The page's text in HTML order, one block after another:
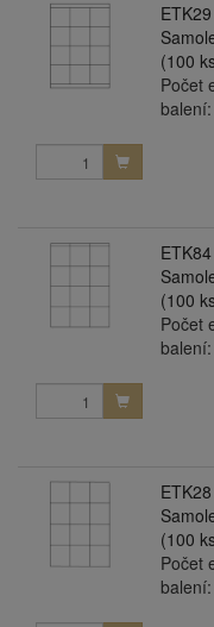
ETK29
(100
Počet
ETK84
(100
Počet
ETK28
(100
Počet